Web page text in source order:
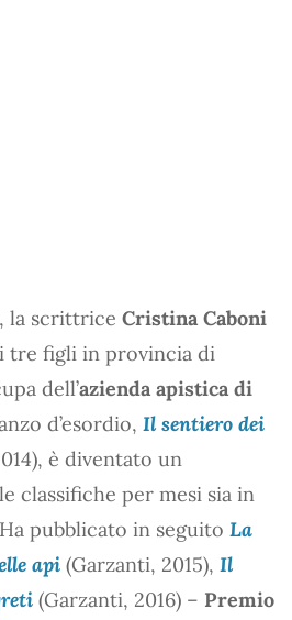
, la scrittrice Cristina Caboni
tre figli in provincia di
dell’azienda apistica di
d’esordio, Il sentiero dei
è diventato un
classifiche per mesi sia in
pubblicato in seguito La
api (Garzanti, 2015), Il
(Garzanti, 2016) – Premio